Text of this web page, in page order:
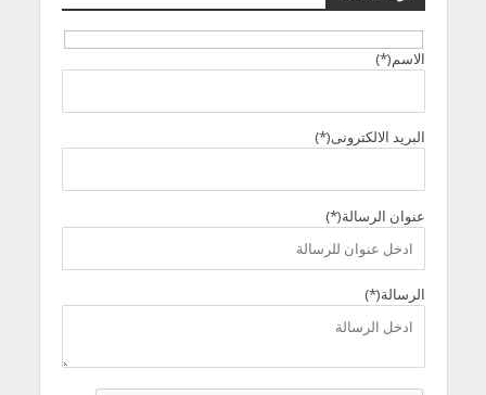
الاسم(*)
البريد الالكترونى(*)
عنوان الرسالة(*)
الرسالة(*)